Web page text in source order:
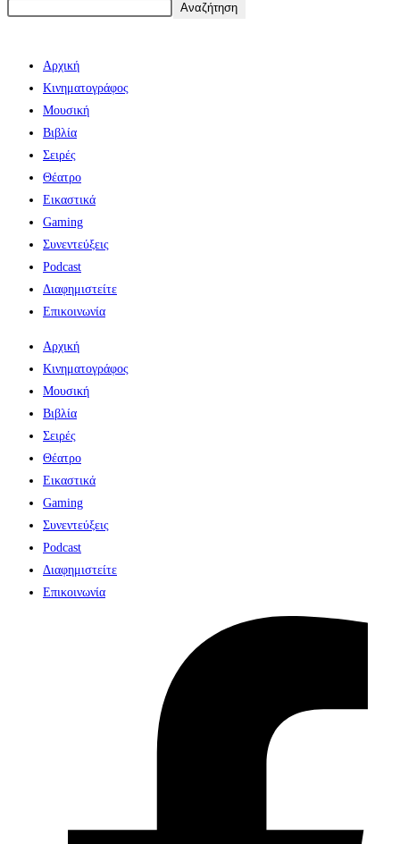
Αναζήτηση
Αρχική
Κινηματογράφος
Μουσική
Βιβλία
Σειρές
Θέατρο
Εικαστικά
Gaming
Συνεντεύξεις
Podcast
Διαφημιστείτε
Επικοινωνία
Αρχική
Κινηματογράφος
Μουσική
Βιβλία
Σειρές
Θέατρο
Εικαστικά
Gaming
Συνεντεύξεις
Podcast
Διαφημιστείτε
Επικοινωνία